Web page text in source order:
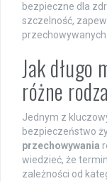
bezpieczne dla
szczelność,
Jak długo
różne
Jednym z
bezpieczeństwo
przechowywania
wiedzieć, że
zależności od